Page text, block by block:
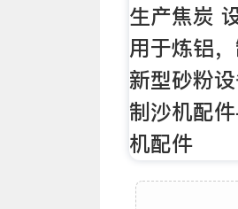
生产焦炭
用于炼铝
新型砂粉
制沙机配
机配件